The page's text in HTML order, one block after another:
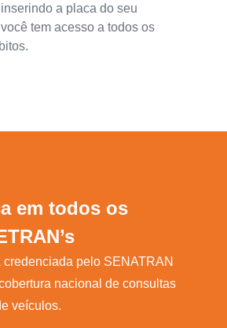
a placa do seu
tem acesso a todos os
em todos os
pelo SENATRAN
nacional de consultas
veículos.